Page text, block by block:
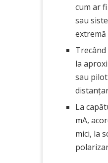
cum ar
sau
extremă
la
sau
La
mA,
mici, la